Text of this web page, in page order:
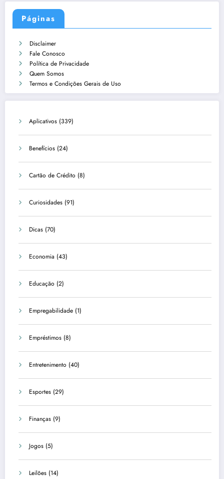
Páginas
Disclaimer
Fale Conosco
Política de Privacidade
Quem Somos
Termos e Condições Gerais de Uso
Aplicativos (339)
Benefícios (24)
Cartão de Crédito (8)
Curiosidades (91)
Dicas (70)
Economia (43)
Educação (2)
Empregabilidade (1)
Empréstimos (8)
Entretenimento (40)
Esportes (29)
Finanças (9)
Jogos (5)
Leilões (14)